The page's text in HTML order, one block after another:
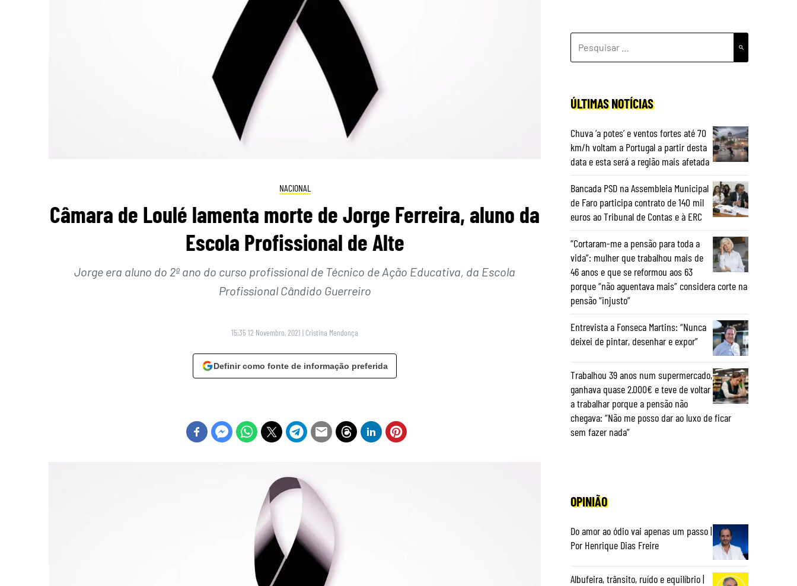
NACIONAL
Câmara de Loulé lamenta morte de Jorge Ferreira, aluno da
Escola Profissional de Alte
Jorge era aluno do 2º ano do curso profissional de Técnico de Ação Educativa, da Escola
Profissional Cândido Guerreiro
15:35 12 Novembro, 2021 | Cristina Mendonça
Definir como fonte de informação preferida
POR:
ÚLTIMAS NOTÍCIAS
Chuva ‘a potes’ e ventos fortes até 70
km/h voltam a Portugal a partir desta
data e esta será a região mais afetada
Bancada PSD na Assembleia Municipal
de Faro participa contrato de 140 mil
euros ao Tribunal de Contas e à ERC
“Cortaram-me a pensão para toda a
vida”: mulher que trabalhou mais de
46 anos e que se reformou aos 63
porque “não aguentava mais” considera corte na
pensão “injusto”
Entrevista a Fonseca Martins: “Nunca
deixei de pintar, desenhar e expor”
Trabalhou 39 anos num supermercado,
ganhava quase 2.000€ e teve de voltar
a trabalhar porque a pensão não
chegava: “Não me posso dar ao luxo de ficar
sem fazer nada”
OPINIÃO
Do amor ao ódio vai apenas um passo |
Por Henrique Dias Freire
Albufeira, trânsito, ruído e equilíbrio |